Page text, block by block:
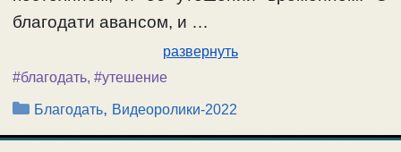
благодати авансом, и …
развернуть
#благодать, #утешение
Рубрики
Благодать, Видеоролики-2022